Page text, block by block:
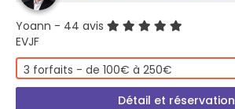
Yoann - 44 avis
EVJF
3 forfaits - de 100€ à 250€
Détail et réservation